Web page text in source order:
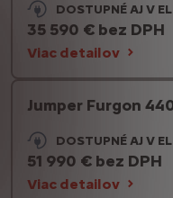
DOSTUPNÉ AJ V
35 590 € bez DPH
Viac detailov
Jumper Furgon
DOSTUPNÉ AJ V
51 990 € bez DPH
Viac detailov